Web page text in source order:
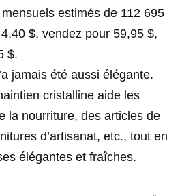
estimés de 112 695
$, vendez pour 59,95 $,
$.
jamais été aussi élégante.
cristalline aide les
la nourriture, des articles de
d’artisanat, etc., tout en
élégantes et fraîches.